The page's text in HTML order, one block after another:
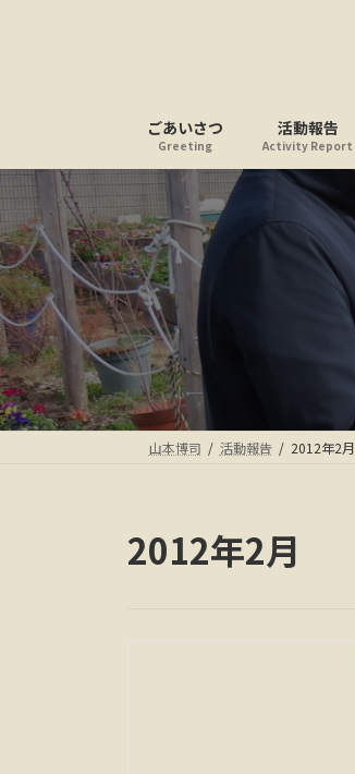
ス
キ
プ
ン
に
動
ごあいさつ
Greeting
活動報告
Activity Report
山本博司 活動報告 2012年2月
2012年2月